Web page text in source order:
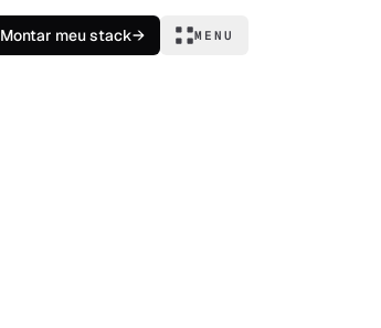
Montar meu stack→ MENU